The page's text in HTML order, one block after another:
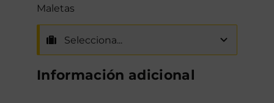
Maletas
Información adicional